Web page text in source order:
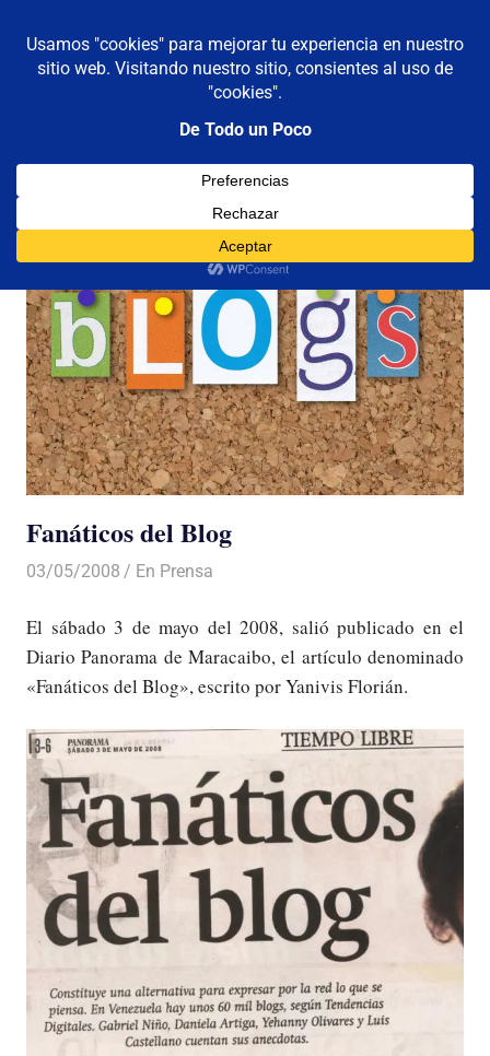
contenido
De todo un poco
Reflexiones,
Viajes
MENÚ
Fanáticos del Blog
03/05/2008 Luis Castellanos
En Prensa
El sábado 3 de mayo del 2008, salió publicado en el
Diario Panorama de Maracaibo, el artículo denominado
«Fanáticos del Blog», escrito por Yanivis Florián.